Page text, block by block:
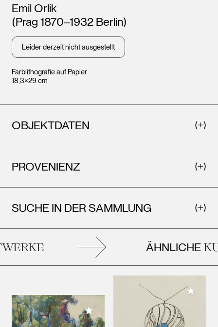
Farblithografie auf Papier
18,3×29 cm
Künstler*innen
Emil Orlik
(Prag 1870–1932 Berlin)
Leider derzeit nicht ausgestellt
OBJEKTDATEN
PROVENIENZ
SUCHE IN DER SAMMLUNG
ÄHNLICHE
Meiner Sammlung hinzufügen
Meiner